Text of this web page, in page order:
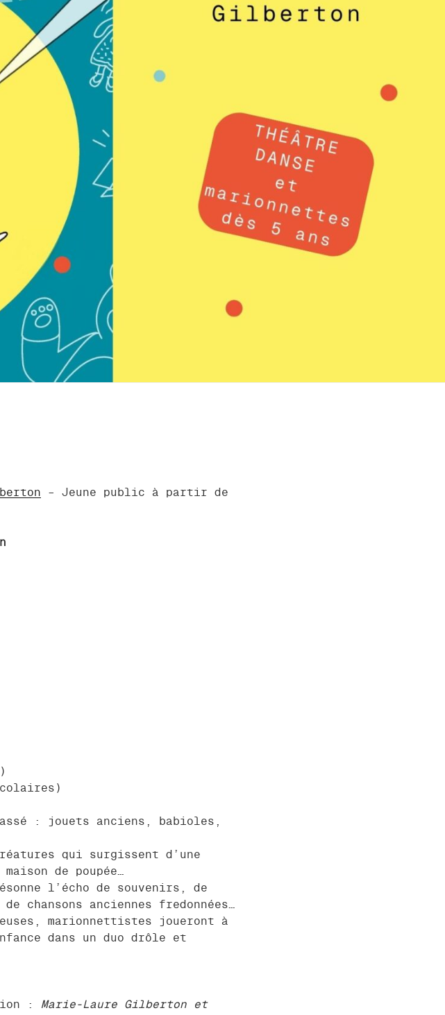
– Jeune public à partir de
: jouets anciens, babioles,
qui surgissent d’une
de poupée…
l’écho de souvenirs, de
chansons anciennes fredonnées…
marionnettistes joueront à
dans un duo drôle et
: Marie-Laure Gilberton et